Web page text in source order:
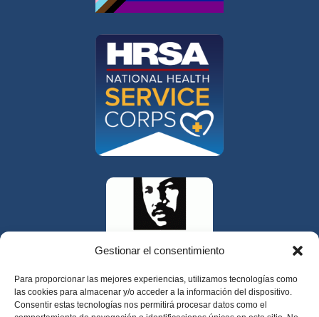
Gestionar el consentimiento
Para proporcionar las mejores experiencias, utilizamos tecnologías como
las cookies para almacenar y/o acceder a la información del dispositivo.
Consentir estas tecnologías nos permitirá procesar datos como el